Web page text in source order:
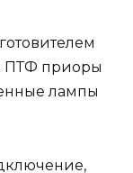
ПТФ приоры
лампы